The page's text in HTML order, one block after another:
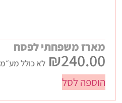
מארז משפחתי לפסח
₪240.00 לא כולל מע״מ
הוספה לסל